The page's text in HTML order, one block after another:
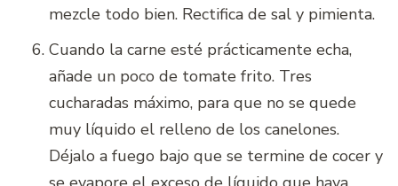
mezcle todo bien. Rectifica de sal y pimienta.
Cuando la carne esté prácticamente echa,
añade un poco de tomate frito. Tres
cucharadas máximo, para que no se quede
muy líquido el relleno de los canelones.
Déjalo a fuego bajo que se termine de cocer y